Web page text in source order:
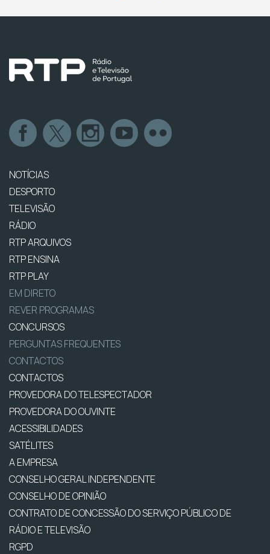
NOTÍCIAS
DESPORTO
TELEVISÃO
RÁDIO
RTP ARQUIVOS
RTP ENSINA
RTP PLAY
EM DIRETO
REVER PROGRAMAS
CONCURSOS
PERGUNTAS FREQUENTES
CONTACTOS
CONTACTOS
PROVEDORA DO TELESPECTADOR
PROVEDORA DO OUVINTE
ACESSIBILIDADES
SATÉLITES
A EMPRESA
CONSELHO GERAL INDEPENDENTE
CONSELHO DE OPINIÃO
CONTRATO DE CONCESSÃO DO SERVIÇO PÚBLICO DE
RÁDIO E TELEVISÃO
RGPD